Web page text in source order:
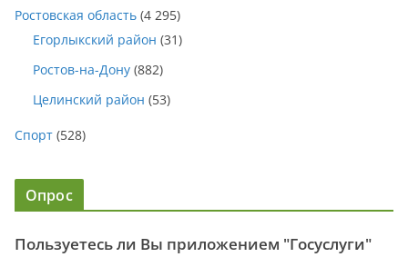
Ростовская область (4 295)
Егорлыкский район (31)
Ростов-на-Дону (882)
Целинский район (53)
Спорт (528)
Опрос
Пользуетесь ли Вы приложением "Госуслуги"